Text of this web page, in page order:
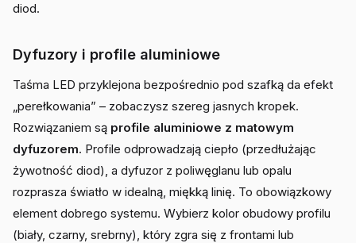
diod.
Dyfuzory i profile aluminiowe
Taśma LED przyklejona bezpośrednio pod szafką da efekt
„perełkowania” – zobaczysz szereg jasnych kropek.
Rozwiązaniem są profile aluminiowe z matowym
dyfuzorem. Profile odprowadzają ciepło (przedłużając
żywotność diod), a dyfuzor z poliwęglanu lub opalu
rozprasza światło w idealną, miękką linię. To obowiązkowy
element dobrego systemu. Wybierz kolor obudowy profilu
(biały, czarny, srebrny), który zgra się z frontami lub